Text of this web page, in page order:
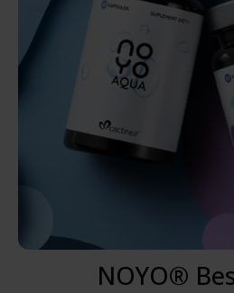
NOYO®